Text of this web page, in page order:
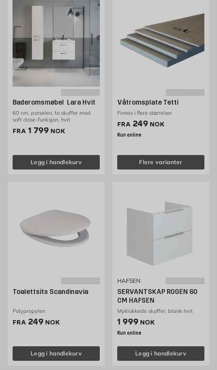
Baderomsmøbel Lara Hvit
60 cm, porselen, to skuffer med
soft close-funksjon, hvit
FRA Pris 1799 NOK /stk
1 799 NOK
Legg i handlekurv
Våtromsplate Tetti
Finnes i flere størrelser
FRA Pris 249 NOK /stk
249 NOK
Kun online
Flere varianter
Toalettsits Scandinavia
Polypropylen
FRA Pris 249 NOK /stk
249 NOK
Legg i handlekurv
HAFSEN
SERVANTSKAP ROGEN 60
CM HAFSEN
Myklukkede skuffer, blank hvit
Pris 1999 NOK /stk
1 999 NOK
Kun online
Legg i handlekurv